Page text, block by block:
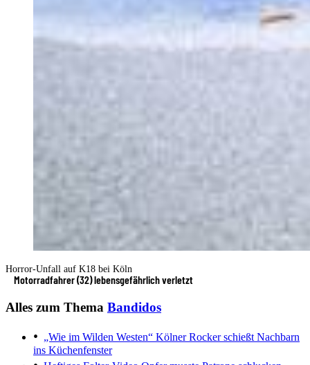
Horror-Unfall auf K18 bei Köln
Motorradfahrer (32) lebensgefährlich verletzt
Alles zum Thema Bandidos
„Wie im Wilden Westen“ Kölner Rocker schießt Nachbarn
ins Küchenfenster